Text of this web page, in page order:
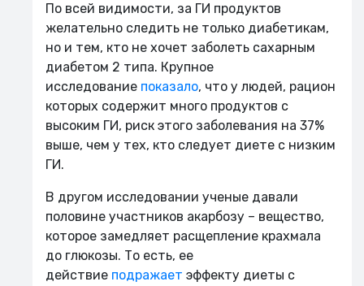
По всей видимости, за ГИ продуктов
желательно следить не только диабетикам,
но и тем, кто не хочет заболеть сахарным
диабетом 2 типа. Крупное
исследование показало, что у людей, рацион
которых содержит много продуктов с
высоким ГИ, риск этого заболевания на 37%
выше, чем у тех, кто следует диете с низким
ГИ.
В другом исследовании ученые давали
половине участников акарбозу – вещество,
которое замедляет расщепление крахмала
до глюкозы. То есть, ее
действие подражает эффекту диеты с